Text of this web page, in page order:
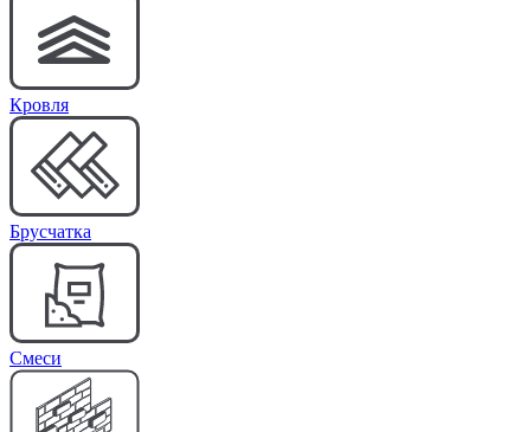
Кровля
Брусчатка
Cмеси